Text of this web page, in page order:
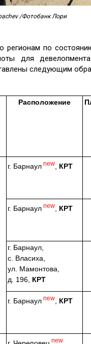
/Фотобанк Лори
регионам по
для
следующим
Расположение
г. Барнаул new КРТ
г. Барнаул new КРТ
г. Барнаул,
с. Власиха,
ул. Мамонтова,
д. 196, КРТ
г. Барнаул new КРТ
new